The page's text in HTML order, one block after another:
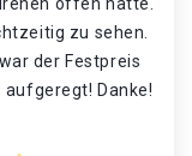
zu sehen.
der Festpreis
Danke!